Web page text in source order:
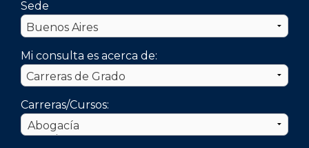
Sede
Mi consulta es acerca de:
Carreras/Cursos: